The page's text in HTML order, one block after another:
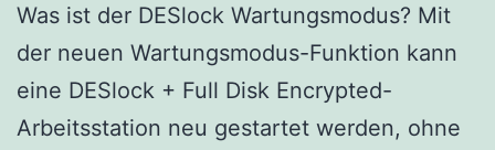
Was ist der DESlock Wartungsmodus? Mit
der neuen Wartungsmodus-Funktion kann
eine DESlock + Full Disk Encrypted-
Arbeitsstation neu gestartet werden, ohne